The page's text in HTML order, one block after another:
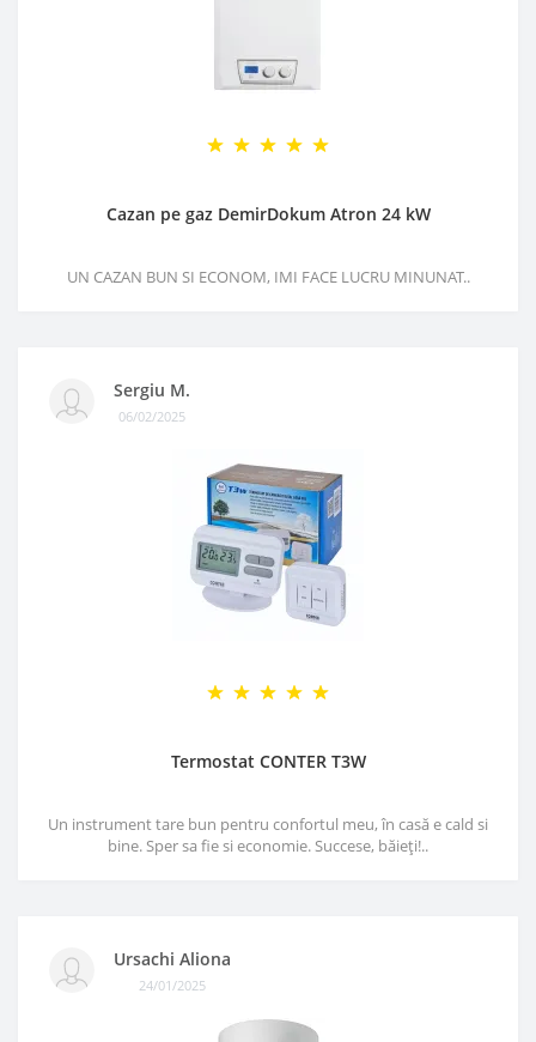
Cazan pe gaz DemirDokum Atron 24 kW
UN CAZAN BUN SI ECONOM, IMI FACE LUCRU MINUNAT..
Sergiu M.
06/02/2025
Termostat CONTER T3W
Un instrument tare bun pentru confortul meu, în casă e cald si
bine. Sper sa fie si economie. Succese, băieți!..
Ursachi Aliona
24/01/2025